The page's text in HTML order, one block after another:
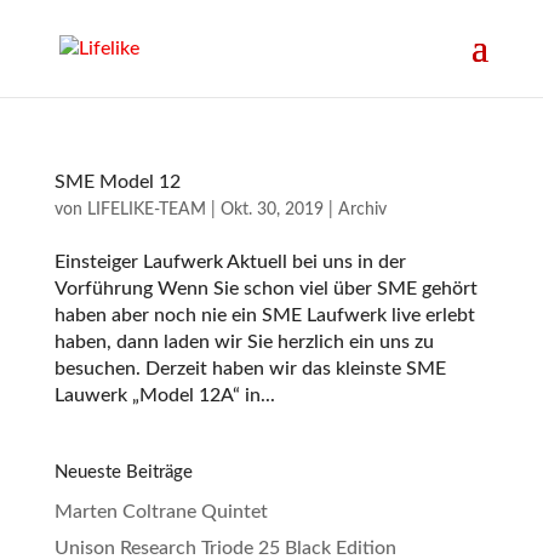
SME Model 12
von LIFELIKE-TEAM Okt. 30, 2019| Archiv
Einsteiger Laufwerk Aktuell bei uns in der
Vorführung Wenn Sie schon viel über SME gehört
haben aber noch nie ein SME Laufwerk live erlebt
haben, dann laden wir Sie herzlich ein uns zu
besuchen. Derzeit haben wir das kleinste SME
Lauwerk „Model 12A“ in...
Neueste Beiträge
Marten Coltrane Quintet
Unison Research Triode 25 Black Edition